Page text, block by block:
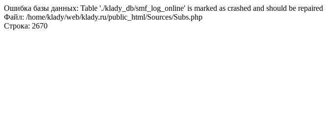
Ошибка базы данных: Table './klady_db/smf_log_online' is marked as crashed and should be repaired
Файл: /home/klady/web/klady.ru/public_html/Sources/Subs.php
Строка: 2670